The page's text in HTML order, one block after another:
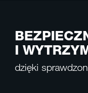
I
dzięki